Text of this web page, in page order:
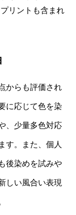
リントも含まれ
からも評価され
に応じて色を染
、少量多色対応
す。また、個人
後染めを試みや
しい風合い表現